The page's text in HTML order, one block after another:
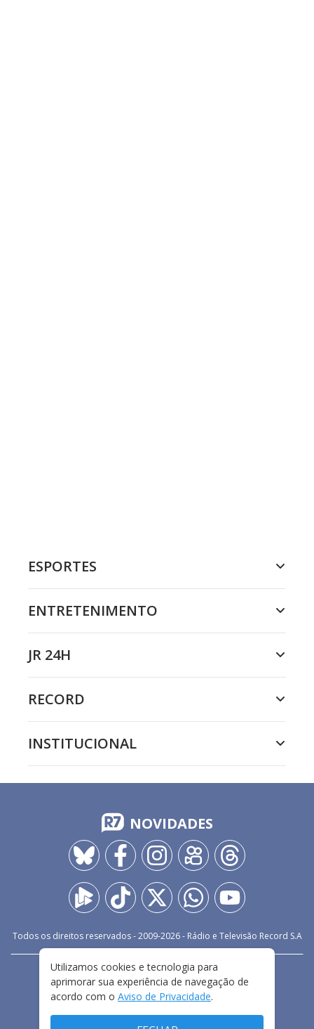
ESPORTES
ENTRETENIMENTO
JR 24H
RECORD
INSTITUCIONAL
NOVIDADES
Todos os direitos reservados - 2009-2026- Rádio e Televisão Record S.A
FALE CONOSCO
PRIVACIDADE
TERMOS E CONDIÇÕES DE USO
Utilizamos cookies e tecnologia para
aprimorar sua experiência de navegação de
acordo com o Aviso de Privacidade.